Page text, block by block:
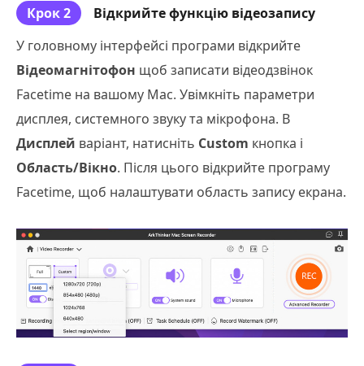
Крок 2
Відкрийте функцію відеозапису
У головному інтерфейсі програми відкрийте
Відеомагнітофон щоб записати відеодзвінок
Facetime на вашому Mac. Увімкніть параметри
дисплея, системного звуку та мікрофона. В
Дисплей варіант, натисніть Custom кнопка і
Область/Вікно. Після цього відкрийте програму
Facetime, щоб налаштувати область запису екрана.